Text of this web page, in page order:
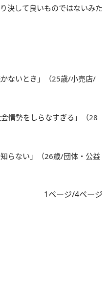
決して良いものではないみた
ないとき」（25歳/小売店/
情勢をしらなすぎる」（28
らない」（26歳/団体・公益
1ページ/4ページ